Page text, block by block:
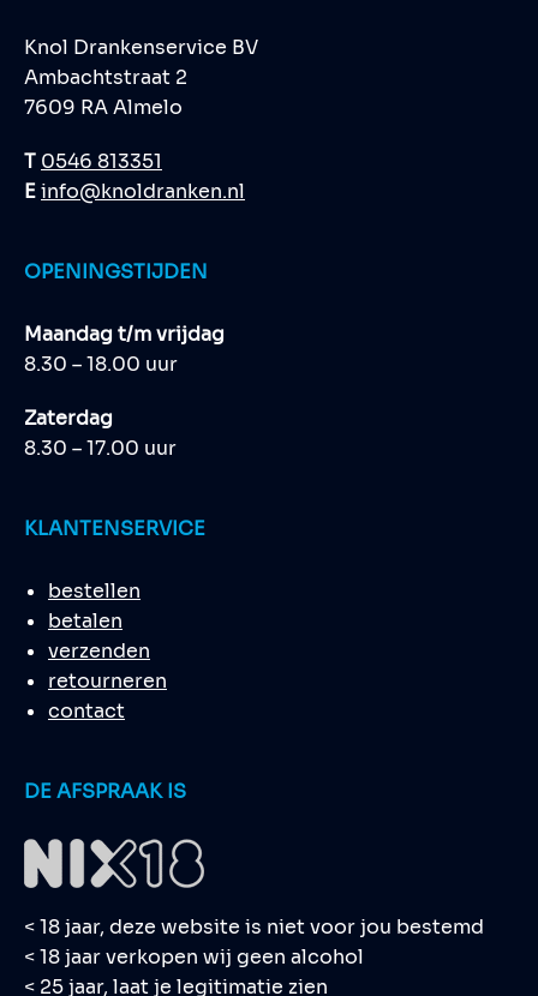
Knol Drankenservice BV
Ambachtstraat 2
7609 RA Almelo
T 0546 813351
Einfo@knoldranken.nl
OPENINGSTIJDEN
Maandag t/m vrijdag
8.30 – 18.00 uur
Zaterdag
8.30 – 17.00 uur
KLANTENSERVICE
bestellen
betalen
verzenden
retourneren
contact
DE AFSPRAAK IS
< 18 jaar, deze website is niet voor jou bestemd
< 18 jaar verkopen wij geen alcohol
< 25 jaar, laat je legitimatie zien